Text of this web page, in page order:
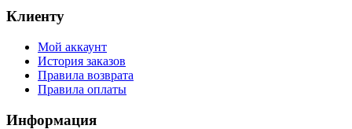
Клиенту
Мой аккаунт
История заказов
Правила возврата
Правила оплаты
Информация